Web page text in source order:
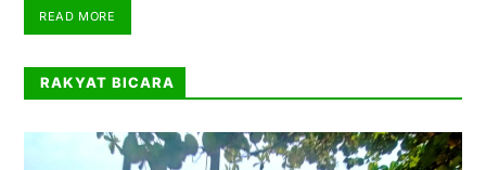
READ MORE
RAKYAT BICARA